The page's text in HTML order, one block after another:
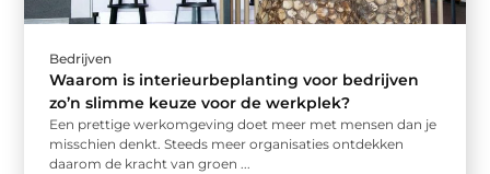
Bedrijven
Waarom is interieurbeplanting voor bedrijven
zo’n slimme keuze voor de werkplek?
Een prettige werkomgeving doet meer met mensen dan je
misschien denkt. Steeds meer organisaties ontdekken
daarom de kracht van groen ...